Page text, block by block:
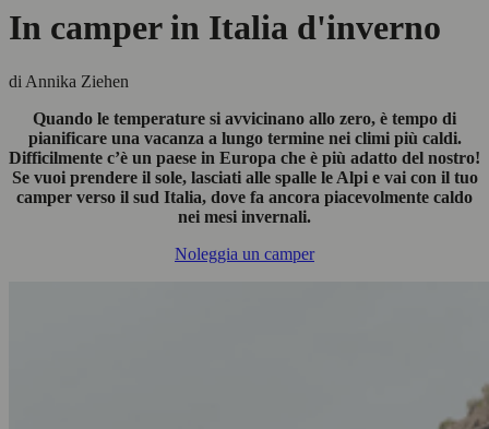
In camper in Italia d'inverno
di Annika Ziehen
Quando le temperature si avvicinano allo zero, è tempo di
pianificare una vacanza a lungo termine nei climi più caldi.
Difficilmente c’è un paese in Europa che è più adatto del nostro!
Se vuoi prendere il sole, lasciati alle spalle le Alpi e vai con il tuo
camper verso il sud Italia, dove fa ancora piacevolmente caldo
nei mesi invernali.
Noleggia un camper